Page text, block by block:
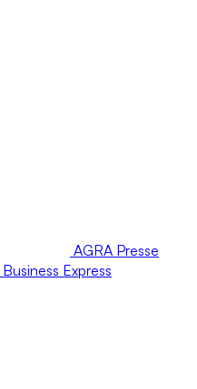
AGRA Presse
Business Express